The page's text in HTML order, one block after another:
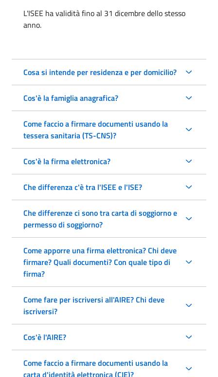
L'ISEE ha validità fino al 31 dicembre dello stesso
anno.
Cosa si intende per residenza e per domicilio?
Cos'è la famiglia anagrafica?
Come faccio a firmare documenti usando la
tessera sanitaria (TS-CNS)?
Cos'è la firma elettronica?
Che differenza c'è tra l'ISEE e l'ISE?
Che differenze ci sono tra carta di soggiorno e
permesso di soggiorno?
Come apporre una firma elettronica? Chi deve
firmare? Quali documenti? Con quale tipo di
firma?
Come fare per iscriversi all'AIRE? Chi deve
iscriversi?
Cos'è l'AIRE?
Come faccio a firmare documenti usando la
carta d'identità elettronica (CIE)?